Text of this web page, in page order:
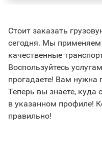
Стоит заказать
сегодня. Мы применяем
качественные
Воспользуйтесь
прогадаете! Вам нужна
Теперь вы знаете,
в указанном профиле!
правильно!